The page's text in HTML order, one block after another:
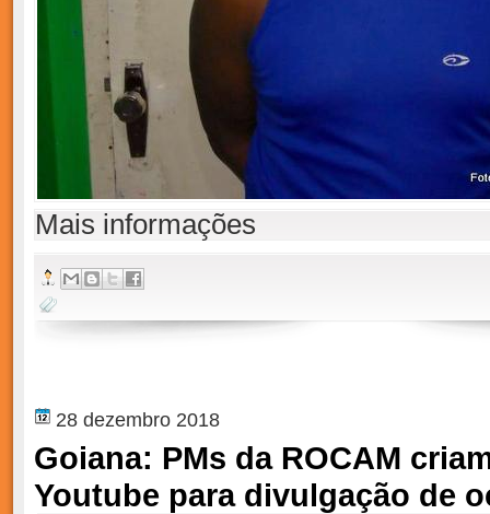
Mais informações
28 dezembro 2018
Goiana: PMs da ROCAM
Youtube para divulgação de